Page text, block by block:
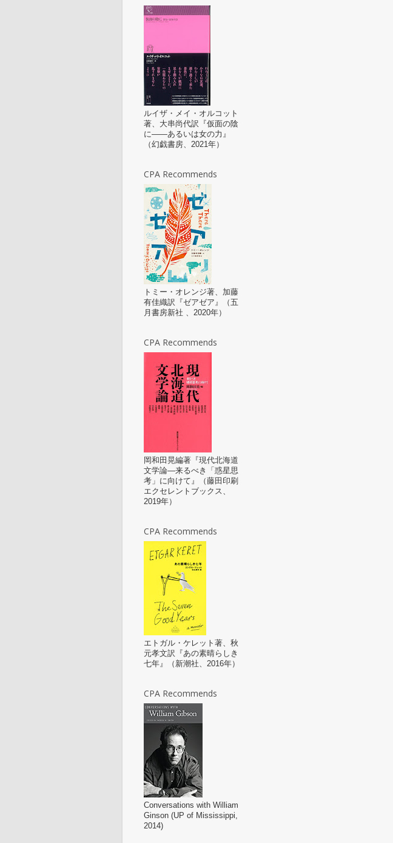
ルイザ・メイ・オルコット
著、大串尚代訳『仮面の陰
に——あるいは女の力』
（幻戯書房、2021年）
CPA Recommends
トミー・オレンジ著、加藤
有佳織訳『ゼアゼア』（五
月書房新社 、2020年）
CPA Recommends
岡和田晃編著『現代北海道
文学論—来るべき「惑星思
考」に向けて』（藤田印刷
エクセレントブックス、
2019年）
CPA Recommends
エトガル・ケレット著、秋
元孝文訳『あの素晴らしき
七年』（新潮社、2016年）
CPA Recommends
Conversations with William
Ginson (UP of Mississippi,
2014)